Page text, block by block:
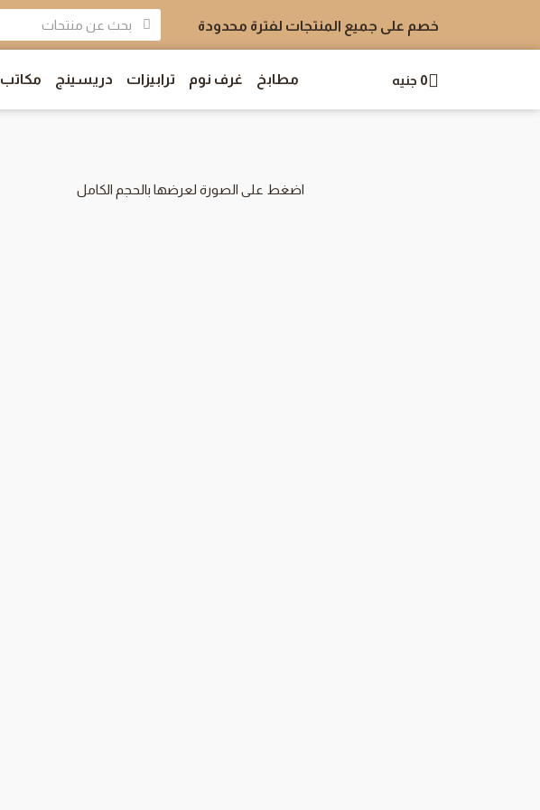
خصم على جميع المنتجات لفترة محدودة
0 جنيه مطابخ غرف نوم ترابيزات دريسينج مكاتب
اضغط على الصورة لعرضها بالحجم الكامل